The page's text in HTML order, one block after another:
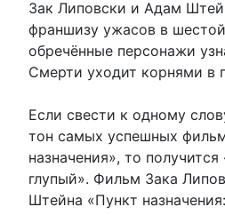
Зак Липовски и Адам
франшизу ужасов в
обречённые персонажи
Смерти уходит корнями в
Если свести к одному
тон самых успешных
назначения», то
глупый». Фильм Зака
Штейна «Пункт